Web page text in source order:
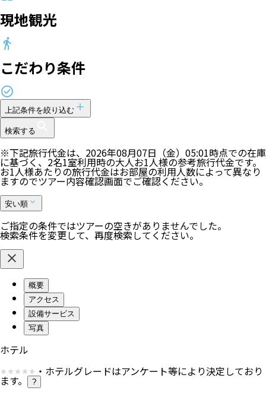
現地観光
こだわり条件
上記条件を絞り込む
検索する
※下記旅行代金は、 2026年08月07日（金）05:01時点での在庫
に基づく、2名1室利用時の大人お1人様の参考旅行代金です。
お1人様あたりの旅行代金はお部屋の利用人数によって異なり
ますのでツアー内容確認画面でご確認ください。
安い順
ご指定の条件ではツアーの空きがありませんでした。
検索条件を変更して、再度検索してください。
概要
アクセス
設備サービス
写真
ホテル
・ホテルグレードはアンケート等により決定しており
ます。 ?